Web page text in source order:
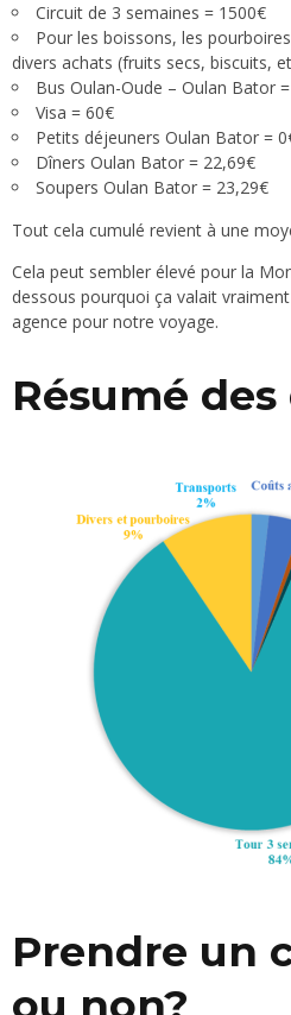
Circuit de 3 semaines = 1500€
Pour les boissons, les
divers achats (fruits secs, biscuits,
Bus Oulan-Oude – Oulan Bator
Visa = 60€
Petits déjeuners Oulan Bator =
Dîners Oulan Bator = 22,69€
Soupers Oulan Bator = 23,29€
Tout cela cumulé revient à une
Cela peut sembler élevé pour la
dessous pourquoi ça valait
agence pour notre voyage.
Résumé
Prendre un